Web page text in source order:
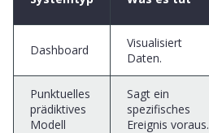
Dashboard
Visualisiert
Daten.
Punktuelles
prädiktives
Modell
Sagt ein
spezifisches
Ereignis voraus.